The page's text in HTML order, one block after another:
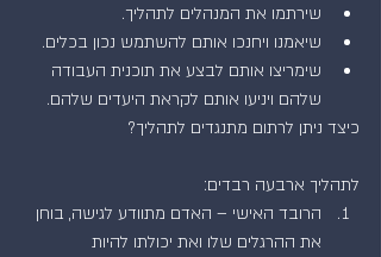
שירתמו את המנהלים לתהליך.
שיאמנו ויחנכו אותם להשתמש נכון בכלים.
שימריצו אותם לבצע את תוכנית העבודה
שלהם ויניעו אותם לקראת היעדים שלהם.
כיצד ניתן לרתום מתנגדים לתהליך?
לתהליך ארבעה רבדים:
הרובד האישי – האדם מתוודע לגישה, בוחן
את ההרגלים שלו ואת יכולתו להיות